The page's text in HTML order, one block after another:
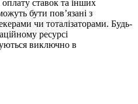
ставок та інших
бути пов’язані з
чи тоталізаторами. Будь-
ресурсі
виключно в